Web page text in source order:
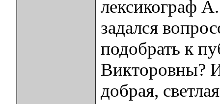
лексикограф
задался
подобрать к
Викторовны?
добрая,